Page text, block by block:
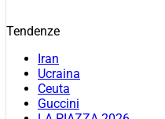
Tendenze
Iran
Ucraina
Ceuta
Guccini